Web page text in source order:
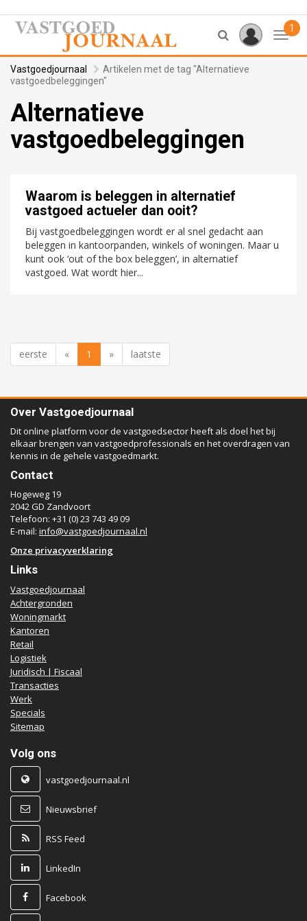
1
Vastgoedjournaal
Artikelen met de tag "Alternatieve
vastgoedbeleggingen"
Alternatieve
vastgoedbeleggingen
Waarom is beleggen in alternatief
vastgoed actueler dan ooit?
Bij vastgoedbeleggingen wordt er al snel gedacht aan
beleggen in kantoorpanden, winkels of woningen. Maar u
kunt ook ‘out of the box beleggen’, in alternatief
vastgoed. Wat wordt hier...
eerste « 1 » laatste
Over Vastgoedjournaal
Dit online platform voor de vastgoedsector heeft als doel het bij
elkaar brengen van vastgoedprofessionals en het overdragen van
kennis in de gehele vastgoedmarkt.
Contact
Hogeweg 19
2042 GD Zandvoort
Telefoon: +31 (0) 23 743 49 09
E-mail: info@vastgoedjournaal.nl
Onze privacyverklaring
Links
Vastgoedjournaal
Achtergronden
Woningmarkt
Kantoren
Retail
Logistiek
Juridisch | Fiscaal
Transacties
Werk
Specials
Sitemap
Volg ons
vastgoedjournaal.nl
Nieuwsbrief
RSS Feed
LinkedIn
Facebook